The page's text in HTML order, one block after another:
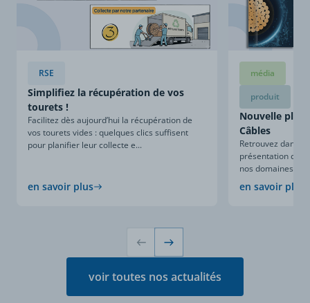
RSE
Simplifiez la récupération de vos
tourets !
Facilitez dès aujourd’hui la récupération de
vos tourets vides : quelques clics suffisent
pour planifier leur collecte e...
en savoir plus
média
produit
Nouvelle
Câbles
Retrouvez dans
présentation
nos domaines
en savoir plus
voir toutes nos actualités